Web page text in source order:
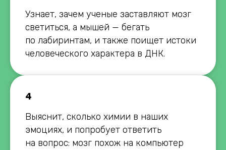
Узнает, зачем ученые заставляют мозг
светиться, а мышей — бегать
по лабиринтам, и также поищет истоки
человеческого характера в ДНК.
4
Выяснит, сколько химии в наших
эмоциях, и попробует ответить
на вопрос: мозг похож на компьютер